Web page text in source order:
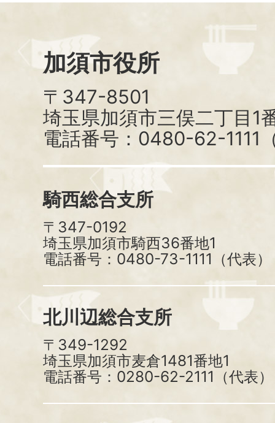
加須市役所
〒347-8501
埼玉県加須市三俣二丁目1
電話番号：0480-62-1111
騎西総合支所
〒347-0192
埼玉県加須市騎西36番地1
電話番号：0480-73-1111（代表）
北川辺総合支所
〒349-1292
埼玉県加須市麦倉1481番地1
電話番号：0280-62-2111（代表）